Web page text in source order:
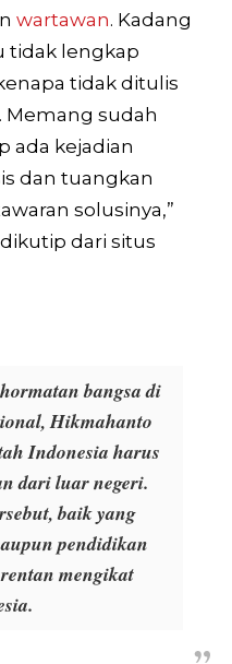
wartawan. Kadang
tidak lengkap
tidak ditulis
Memang sudah
ada kejadian
dan tuangkan
solusinya,”
dari situs
bangsa di
Hikmahanto
Indonesia harus
dari luar negeri.
baik yang
pendidikan
mengikat